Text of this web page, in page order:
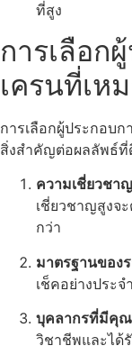
ที่สูง
การเลือก
เครนที่เห
การเลือกผู้ประกอบ
สิ่งสำคัญต่อผลลัพธ์ที่
ความเชี่ยวชา
เชี่ยวชาญสูงจ
กว่า
มาตรฐานของ
เช็คอย่างประจำ
บุคลากรที่มีคุ
วิชาชีพและได้